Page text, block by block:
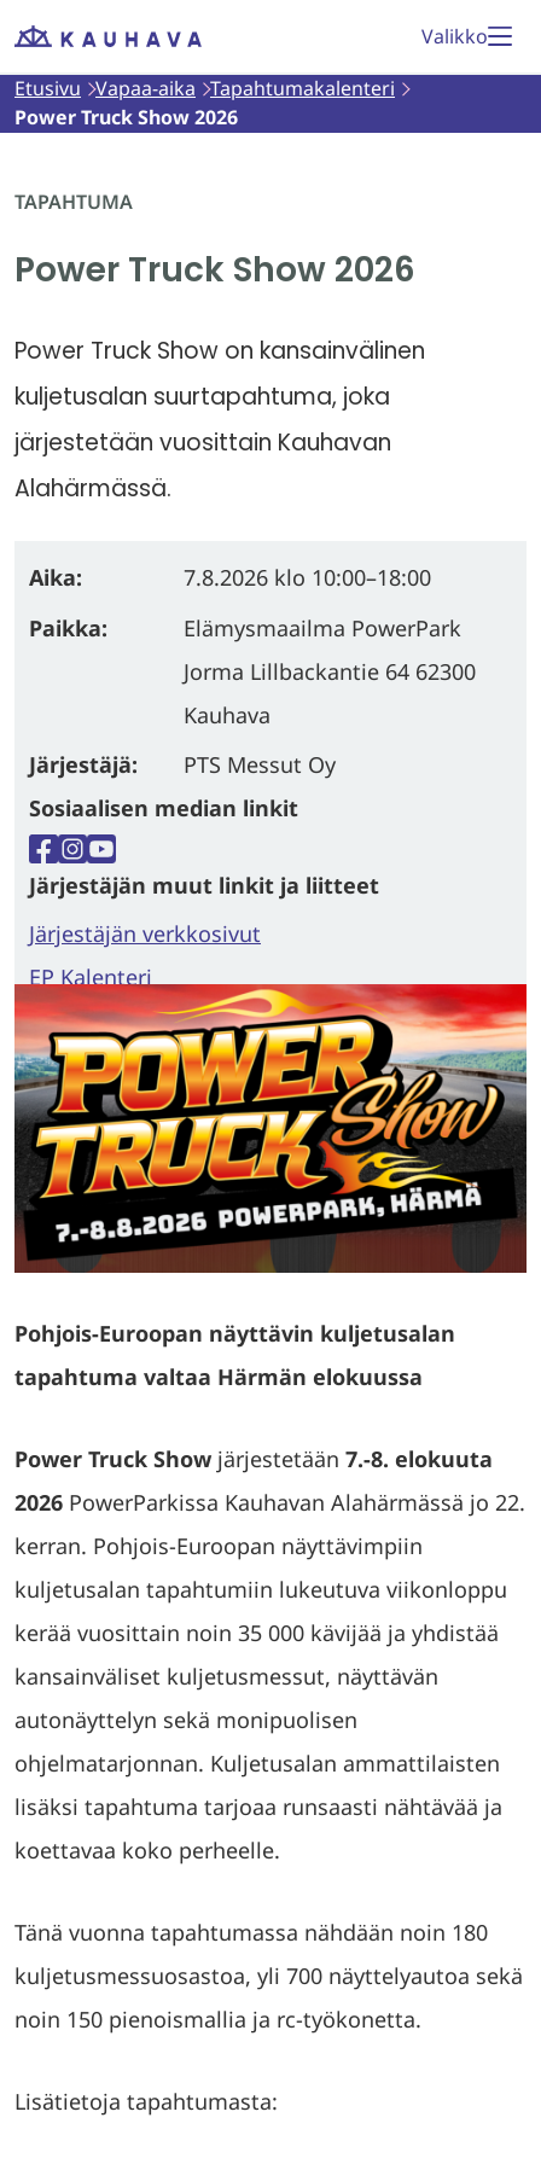
Siirry
Etusivu
Valikko
Etusivu Vapaa-aika Tapahtumakalenteri
Power Truck Show 2026
TAPAHTUMA
Power Truck Show 2026
Power Truck Show on kansainvälinen
kuljetusalan suurtapahtuma, joka
järjestetään vuosittain Kauhavan
Alahärmässä.
Aika: 7.8.2026 klo 10:00–18:00
Paikka:
Elämysmaailma PowerPark
Jorma Lillbackantie 64 62300
Kauhava
Järjestäjä:
PTS Messut Oy
Sosiaalisen median linkit
Facebook
Instagram
YouTube
Or
Link
Järjestäjän muut linkit ja liitteet
Järjestäjän verkkosivut
EP Kalenteri
Pohjois-Euroopan näyttävin kuljetusalan
tapahtuma valtaa Härmän elokuussa
Power Truck Show järjestetään 7.-8. elokuuta
2026 PowerParkissa Kauhavan Alahärmässä jo 22.
kerran. Pohjois-Euroopan näyttävimpiin
kuljetusalan tapahtumiin lukeutuva viikonloppu
kerää vuosittain noin 35 000 kävijää ja yhdistää
kansainväliset kuljetusmessut, näyttävän
autonäyttelyn sekä monipuolisen
ohjelmatarjonnan. Kuljetusalan ammattilaisten
lisäksi tapahtuma tarjoaa runsaasti nähtävää ja
koettavaa koko perheelle.
Tänä vuonna tapahtumassa nähdään noin 180
kuljetusmessuosastoa, yli 700 näyttelyautoa sekä
noin 150 pienoismallia ja rc-työkonetta.
Lisätietoja tapahtumasta: